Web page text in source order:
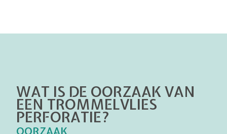
WAT IS DE OORZAAK VAN
EEN TROMMELVLIES
PERFORATIE?
OORZAAK